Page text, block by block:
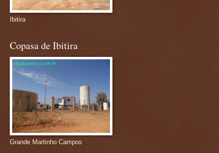
Ibitira
Copasa de Ibitira
Grande Martinho Campos